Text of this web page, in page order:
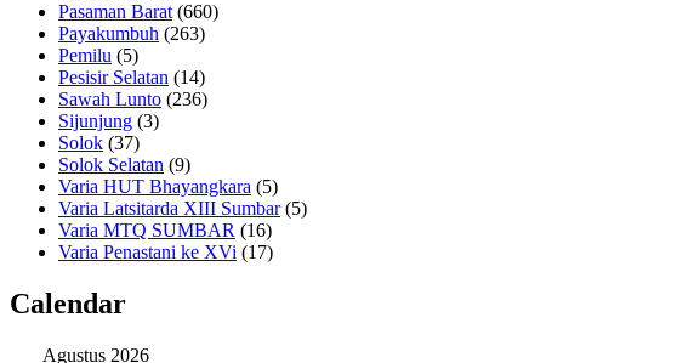
Pasaman Barat (660)
Payakumbuh (263)
Pemilu (5)
Pesisir Selatan (14)
Sawah Lunto (236)
Sijunjung (3)
Solok (37)
Solok Selatan (9)
Varia HUT Bhayangkara (5)
Varia Latsitarda XIII Sumbar(5)
Varia MTQ SUMBAR (16)
Varia Penastani ke XVi (17)
Calendar
Agustus 2026